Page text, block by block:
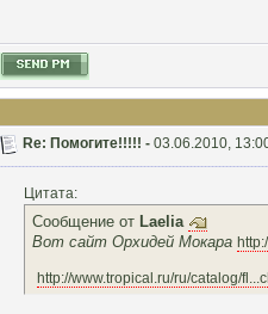
Re: Помогите!!!!! - 03.06.2010,
Цитата:
Сообщение от Laelia
Вот сайт Орхидей Мокара
http://www.tropical.ru/ru/catalog/